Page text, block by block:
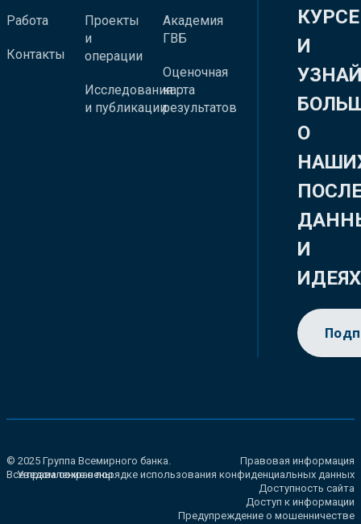
Работа
Контакты
Проекты
и
операции
Исследования
и публикации
Академия
ГВБ
Оценочная
карта
результатов
КУРСЕ
И
О
И
ИДЕЯХ
© 2025 Группа Всемирного банка.
Все права сохранены.
Правовая информация
Уведомление о порядке использования конфиденциальных данных
Доступность сайта
Доступ к информации
Предупреждение о мошенничестве